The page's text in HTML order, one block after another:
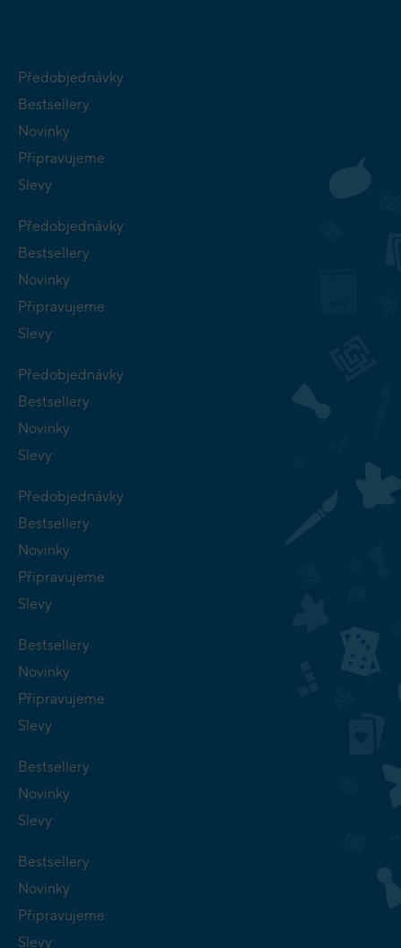
Předobjednávky
Bestsellery
Novinky
Připravujeme
Slevy
Předobjednávky
Bestsellery
Novinky
Připravujeme
Slevy
Předobjednávky
Bestsellery
Novinky
Slevy
Předobjednávky
Bestsellery
Novinky
Připravujeme
Slevy
Bestsellery
Novinky
Připravujeme
Slevy
Bestsellery
Novinky
Slevy
Bestsellery
Novinky
Připravujeme
Slevy